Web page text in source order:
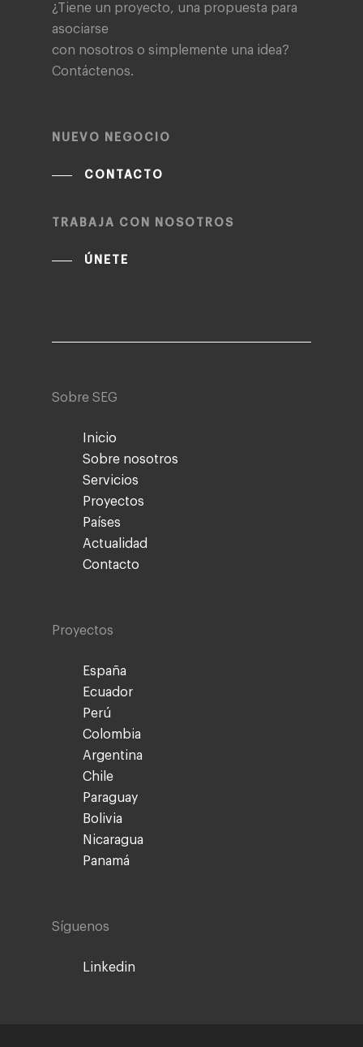
¿Tiene un proyecto, una propuesta para
asociarse
con nosotros o simplemente una idea?
Contáctenos.
NUEVO NEGOCIO
CONTACTO
TRABAJA CON NOSOTROS
ÚNETE
Sobre SEG
Inicio
Sobre nosotros
Servicios
Proyectos
Países
Actualidad
Contacto
Proyectos
España
Ecuador
Perú
Colombia
Argentina
Chile
Paraguay
Bolivia
Nicaragua
Panamá
Síguenos
Linkedin